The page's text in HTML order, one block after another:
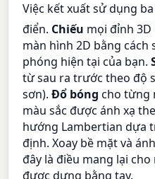
Việc kết xuất sử dụng
điển. Chiếu mọi đỉnh 3D
màn hình 2D bằng cách
phóng hiện tại của bạn.
từ sau ra trước theo độ
sơn).Đổ bóng cho từng
màu sắc được ánh xạ
hướng Lambertian dựa
định. Xoay bề mặt và
đây là điều mang lại
được dựng bằng tay.